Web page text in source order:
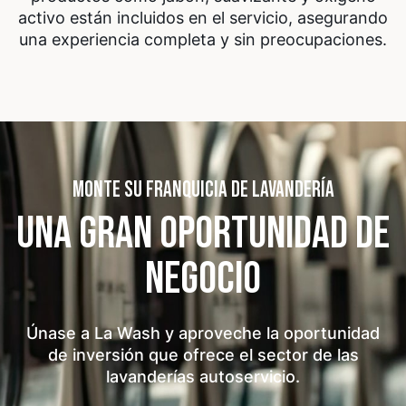
activo están incluidos en el servicio, asegurando
una experiencia completa y sin preocupaciones.
MONTE SU FRANQUICIA DE LAVANDERÍA
UNA GRAN OPORTUNIDADDE
NEGOCIO
Únase a La Wash y aproveche la oportunidad
de inversión que ofrece el sector de las
lavanderías autoservicio.